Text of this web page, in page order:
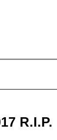
R.I.P.